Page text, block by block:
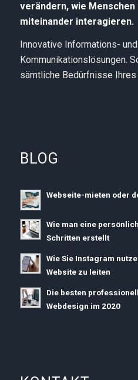
verändern, wie Menschen
miteinander interagieren.
Innovative Informations- und
Kommunikationslösungen.
sämtliche Bedürfnisse Ihres
BLOG
Webseite-mieten oder
Wie man eine
Schritten erstellt
Wie Sie Instagram
Website zu leiten
Die besten
Webdesign im 2020